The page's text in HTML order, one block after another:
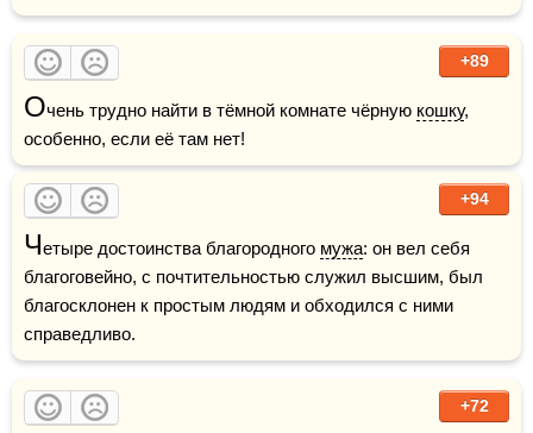
+89
Очень трудно найти в тёмной комнате чёрную кошку,
особенно, если её там нет!
+94
Четыре достоинства благородного мужа: он вел себя
благоговейно, с почтительностью служил высшим, был
благосклонен к простым людям и обходился с ними
справедливо.
+72